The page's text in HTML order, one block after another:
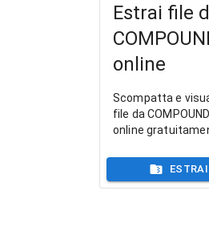
Estrai file
online
Scompatta e
file da
online
ESTRAI